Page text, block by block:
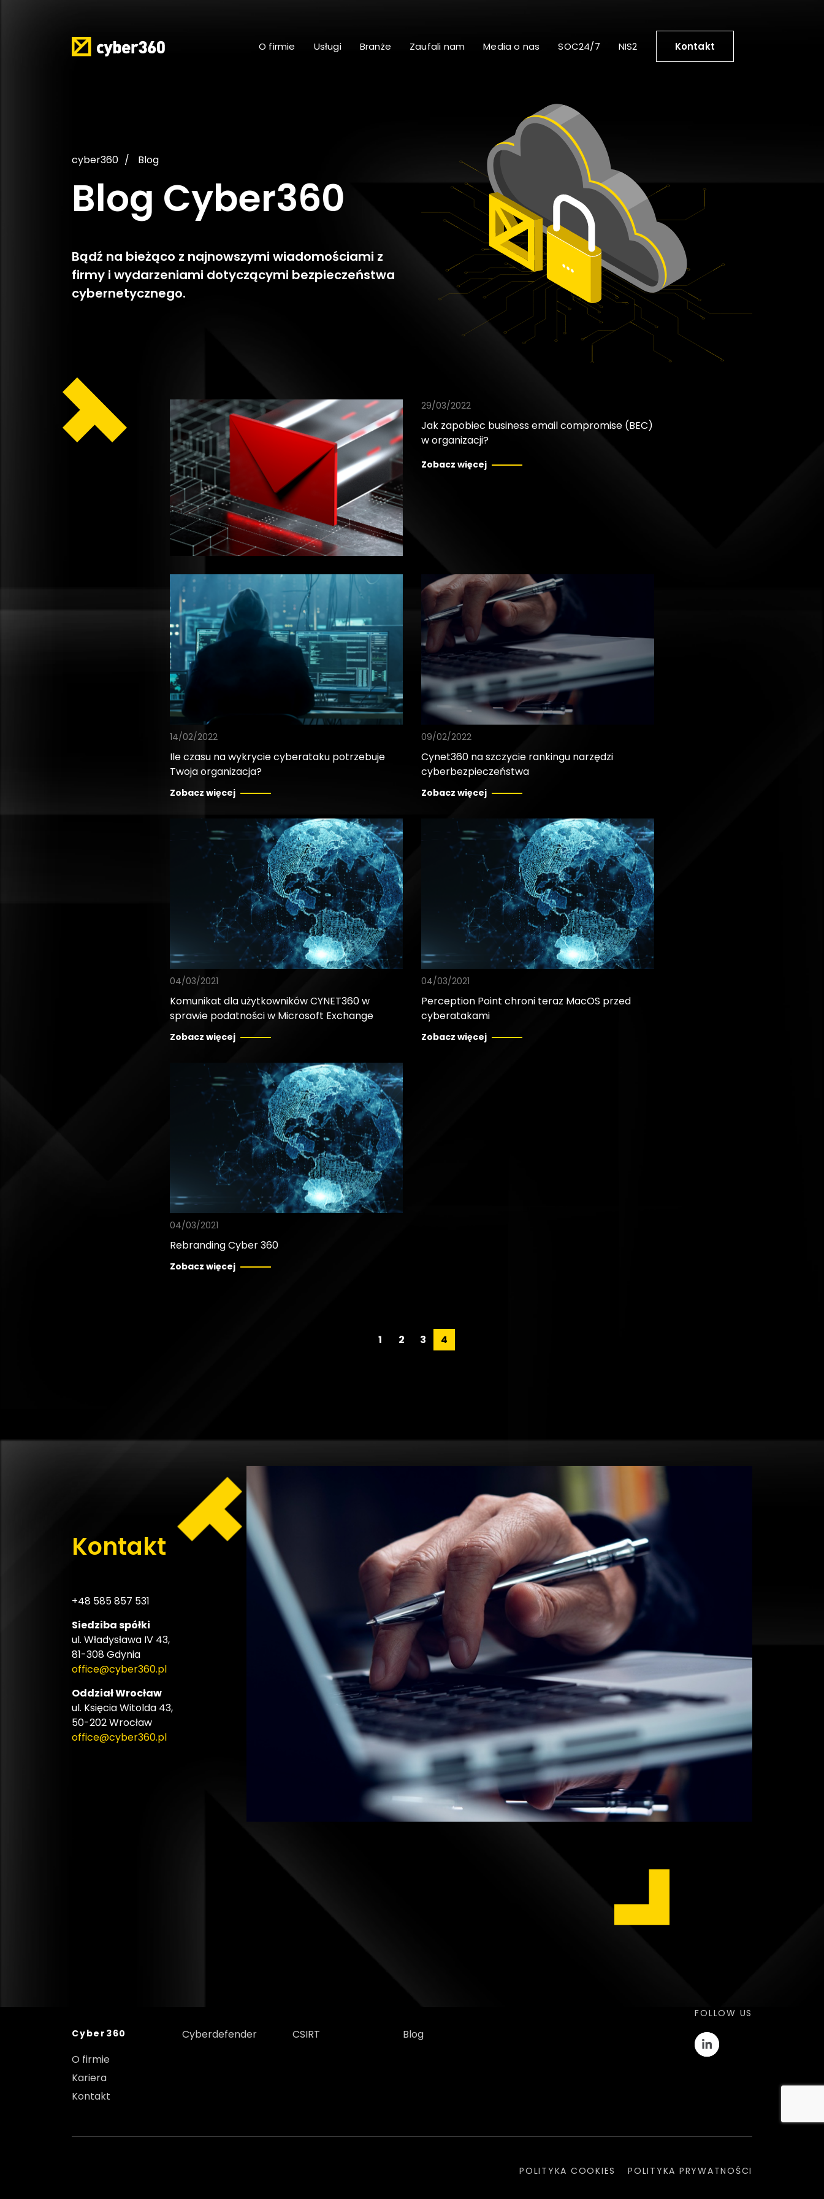
O firmie Usługi Branże Zaufali nam Media o nas SOC24/7 NIS2 Kontakt
cyber360 Blog
Blog Cyber360
Bądź na bieżąco z najnowszymi wiadomościami z
firmy i wydarzeniami dotyczącymi bezpieczeństwa
cybernetycznego.
29/03/2022
Jak zapobiec business email compromise (BEC)
w organizacji?
Zobacz więcej
14/02/2022
Ile czasu na wykrycie cyberataku potrzebuje
Twoja organizacja?
Zobacz więcej
09/02/2022
Cynet360 na szczycie rankingu narzędzi
cyberbezpieczeństwa
Zobacz więcej
04/03/2021
Komunikat dla użytkowników CYNET360 w
sprawie podatności w Microsoft Exchange
Zobacz więcej
04/03/2021
Perception Point chroni teraz MacOS przed
cyberatakami
Zobacz więcej
04/03/2021
Rebranding Cyber 360
Zobacz więcej
1 2 3 4
Kontakt
+48 585 857 531
Siedziba spółki
ul. Władysława IV 43,
81-308 Gdynia
office@cyber360.pl
Oddział Wrocław
ul. Księcia Witolda 43,
50-202 Wrocław
office@cyber360.pl
Cyber360
O firmie
Kariera
Kontakt
Cyberdefender CSIRT Blog
FOLLOW US
POLITYKA COOKIES POLITYKA PRYWATNOŚCI